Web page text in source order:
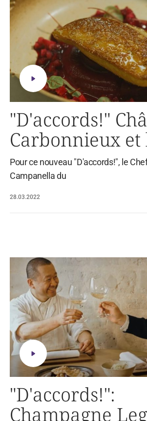
28.03.2022
"D'accords!"
Carbonnieux et
de Crillon
Pour ce nouveau "D'accords!", le
Campanella du
"D'accords!":
Champagne